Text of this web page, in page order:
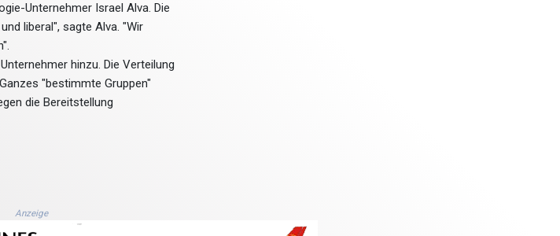
Unternehmer Israel Alva. Die
liberal", sagte Alva. "Wir
hinzu. Die Verteilung
"bestimmte Gruppen"
die Bereitstellung
Anzeige